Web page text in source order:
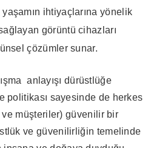
ihtiyaçlarına yönelik
görüntü cihazları
çözümler sunar.
anlayışı dürüstlüğe
politikası sayesinde de herkes
müşteriler) güvenilir bir
ve güvenilirliğin temelinde